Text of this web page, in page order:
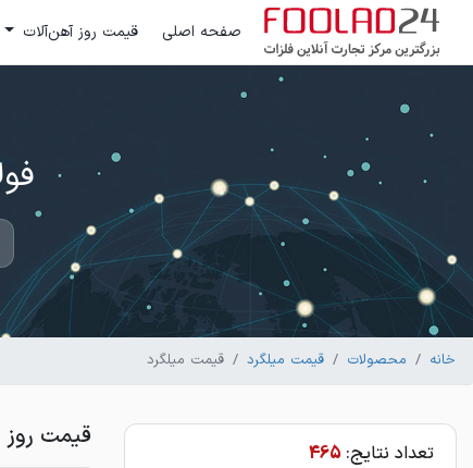
صفحه اصلی قیمت روز آهن‌آلات
فولاد 24 ؛
خانه محصولات قیمت میلگرد قیمت میلگرد
تعداد نتایج: 465
قیمت روز